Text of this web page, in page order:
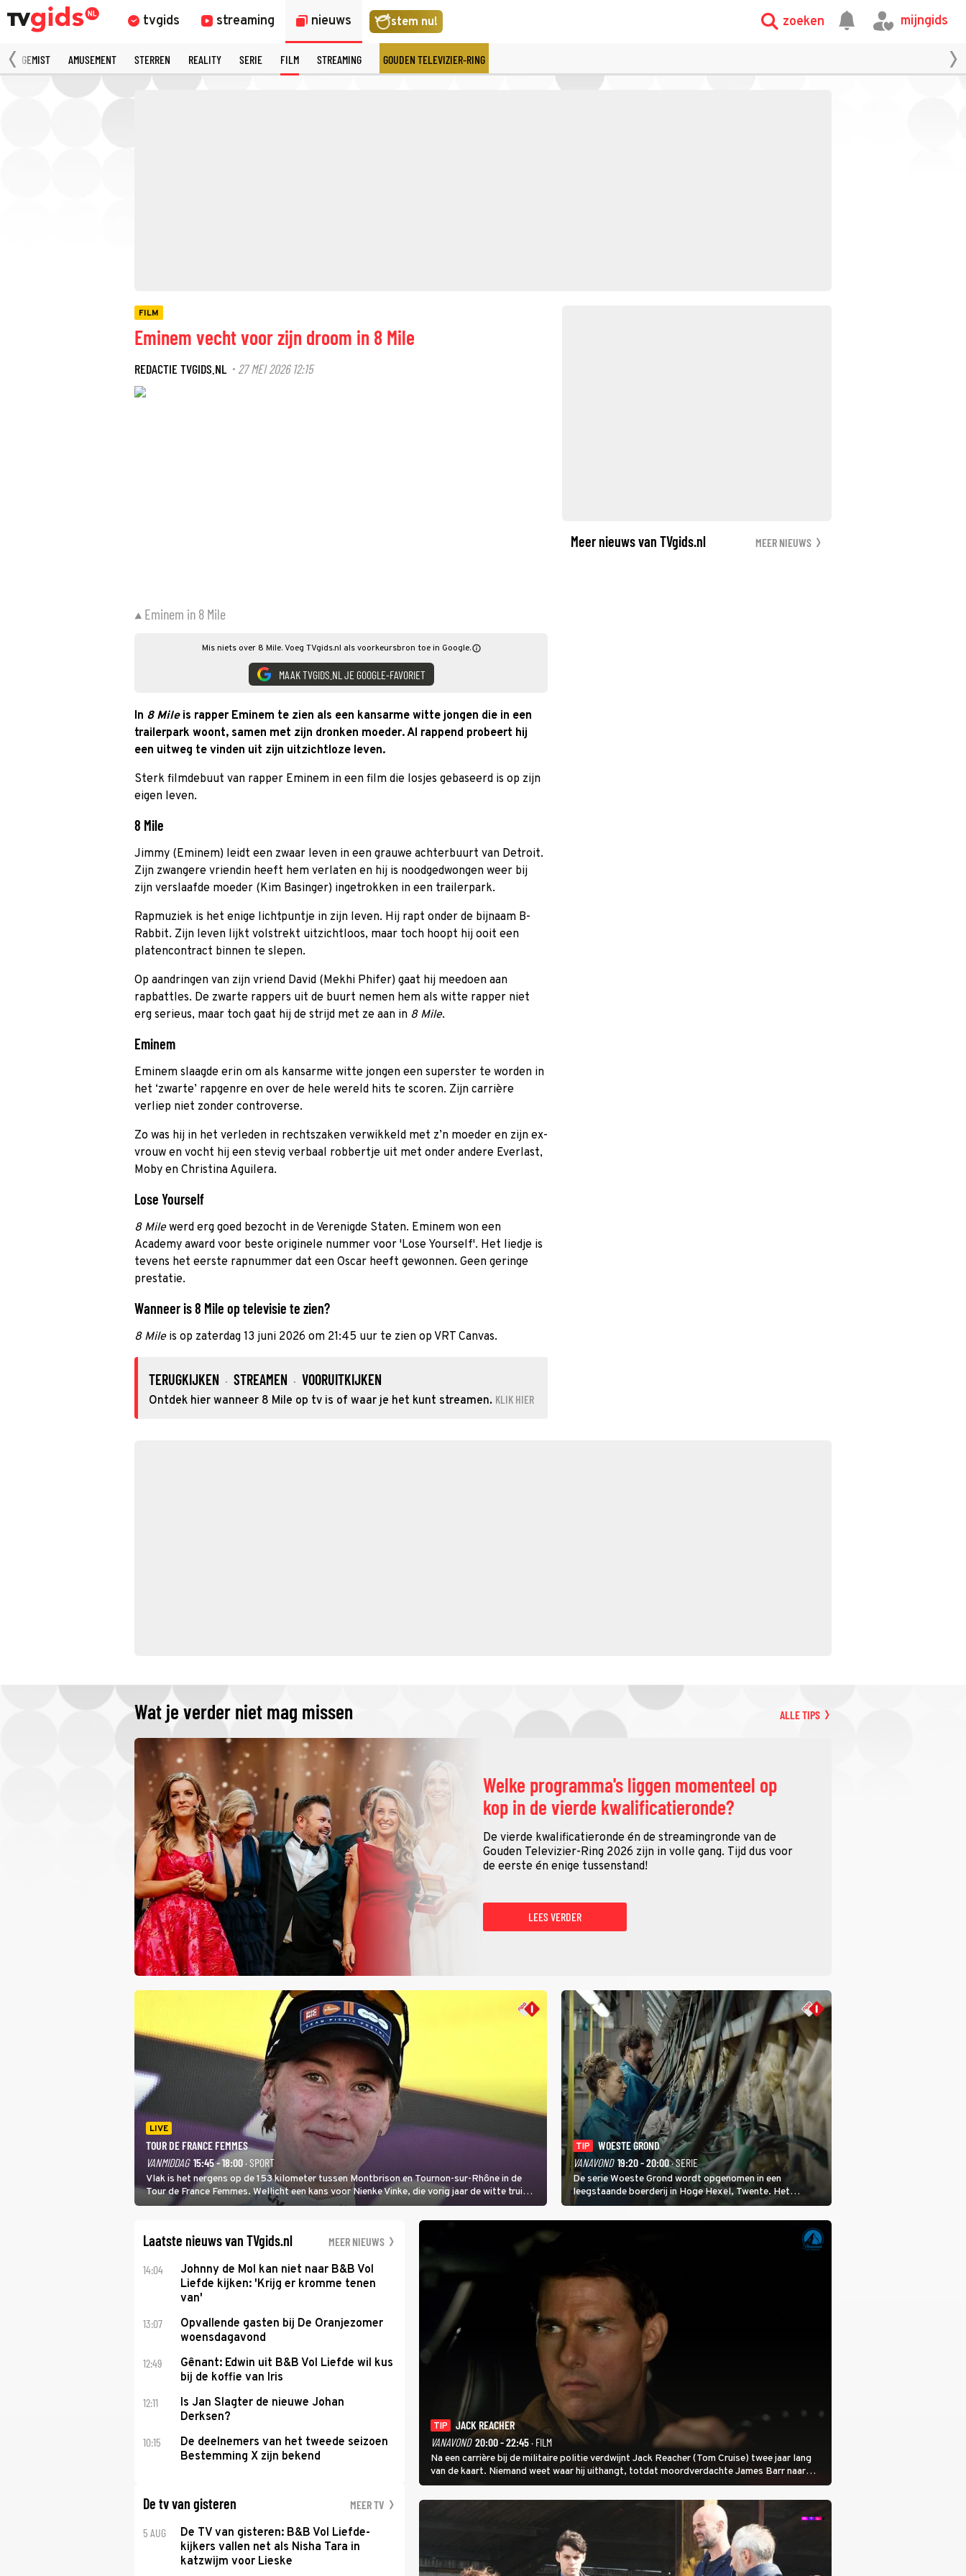
tvgids streaming nieuws stem nu! zoeken mijngids
GEMIST AMUSEMENT STERREN REALITY SERIE FILM STREAMING GOUDEN TELEVIZIER-RING
FILM
Eminem vecht voor zijn droom in 8 Mile
REDACTIE TVGIDS.NL· 27 MEI 2026 12:15
Eminem in 8 Mile
Mis niets over 8 Mile. Voeg TVgids.nl als voorkeursbron toe in Google.
MAAK TVGIDS.NL JE GOOGLE-FAVORIET
In 8 Mileis rapper Eminem te zien als een kansarme witte jongen die in een
trailerpark woont, samen met zijn dronken moeder. Al rappend probeert hij
een uitweg te vinden uit zijn uitzichtloze leven.
Sterk filmdebuut van rapper Eminem in een film die losjes gebaseerd is op zijn
eigen leven.
8 Mile
Jimmy (Eminem) leidt een zwaar leven in een grauwe achterbuurt van Detroit.
Zijn zwangere vriendin heeft hem verlaten en hij is noodgedwongen weer bij
zijn verslaafde moeder (Kim Basinger) ingetrokken in een trailerpark.
Rapmuziek is het enige lichtpuntje in zijn leven. Hij rapt onder de bijnaam B-
Rabbit. Zijn leven lijkt volstrekt uitzichtloos, maar toch hoopt hij ooit een
platencontract binnen te slepen.
Op aandringen van zijn vriend David (Mekhi Phifer) gaat hij meedoen aan
rapbattles. De zwarte rappers uit de buurt nemen hem als witte rapper niet
erg serieus, maar toch gaat hij de strijd met ze aan in 8 Mile.
Eminem
Eminem slaagde erin om als kansarme witte jongen een superster te worden in
het ‘zwarte’ rapgenre en over de hele wereld hits te scoren. Zijn carrière
verliep niet zonder controverse.
Zo was hij in het verleden in rechtszaken verwikkeld met z’n moeder en zijn ex-
vrouw en vocht hij een stevig verbaal robbertje uit met onder andere Everlast,
Moby en Christina Aguilera.
Lose Yourself
8 Milewerd erg goed bezocht in de Verenigde Staten. Eminem won een
Academy award voor beste originele nummer voor 'Lose Yourself'. Het liedje is
tevens het eerste rapnummer dat een Oscar heeft gewonnen. Geen geringe
prestatie.
Wanneer is 8 Mile op televisie te zien?
8 Mileis op zaterdag 13 juni 2026 om 21:45 uur te zien op VRT Canvas.
TERUGKIJKEN · STREAMEN · VOORUITKIJKEN
Ontdek hier wanneer 8 Mile op tv is of waar je het kunt streamen. KLIK HIER
Meer nieuws van TVgids.nl MEER NIEUWS
Wat je verder niet mag missen ALLE TIPS
Welke programma's liggen momenteel op
kop in de vierde kwalificatieronde?
De vierde kwalificatieronde én de streamingronde van de
Gouden Televizier-Ring 2026 zijn in volle gang. Tijd dus voor
de eerste én enige tussenstand!
LEES VERDER
LIVE
TOUR DE FRANCE FEMMES
VANMIDDAG 15:45 - 18:00 · SPORT
Vlak is het nergens op de 153 kilometer tussen Montbrison en Tournon-sur-Rhône in de
Tour de France Femmes. Wellicht een kans voor Nienke Vinke, die vorig jaar de witte trui
won.
TIP
WOESTE GROND
VANAVOND 19:20 - 20:00· SERIE
De serie Woeste Grond wordt opgenomen in een
leegstaande boerderij in Hoge Hexel, Twente. Het
melkveebedrijf met 160 koeien moest sluiten, omdat het
dicht bij een Natura 2000-gebied ligt. In de serie heerst er
Laatste nieuws van TVgids.nl MEER NIEUWS
14:04
Johnny de Mol kan niet naar B&B Vol
Liefde kijken: 'Krijg er kromme tenen
van'
13:07
Opvallende gasten bij De Oranjezomer
woensdagavond
12:49
Gênant: Edwin uit B&B Vol Liefde wil kus
bij de koffie van Iris
12:11
Is Jan Slagter de nieuwe Johan
Derksen?
10:15
De deelnemers van het tweede seizoen
Bestemming X zijn bekend
De tv van gisteren MEER TV
5 AUG
De TV van gisteren: B&B Vol Liefde-
kijkers vallen net als Nisha Tara in
katzwijm voor Lieske
TIP
JACK REACHER
VANAVOND 20:00 - 22:45· FILM
Na een carrière bij de militaire politie verdwijnt Jack Reacher (Tom Cruise) twee jaar lang
van de kaart. Niemand weet waar hij uithangt, totdat moordverdachte James Barr naar
hem vraagt.